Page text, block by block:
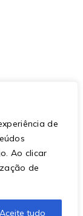
de
Ao clicar
de
Aceite tudo